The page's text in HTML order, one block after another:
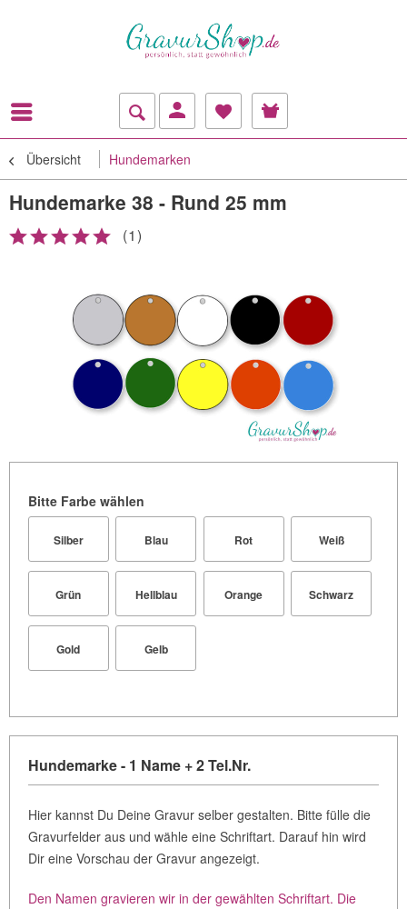
Übersicht Hundemarken
Hundemarke 38 - Rund 25 mm
(1)
Bitte Farbe wählen
Silber Blau Rot Weiß
Grün Hellblau Orange Schwarz
Gold Gelb
Hundemarke - 1 Name + 2 Tel.Nr.
Hier kannst Du Deine Gravur selber gestalten. Bitte fülle die
Gravurfelder aus und wähle eine Schriftart. Darauf hin wird
Dir eine Vorschau der Gravur angezeigt.
Den Namen gravieren wir in der gewählten Schriftart. Die